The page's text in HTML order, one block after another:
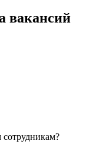
вакансий